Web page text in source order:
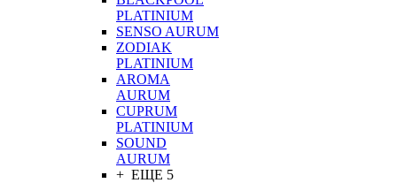
PLATINIUM
SENSO AURUM
ZODIAK
PLATINIUM
AROMA
AURUM
CUPRUM
PLATINIUM
SOUND
AURUM
+ ЕЩЕ 5